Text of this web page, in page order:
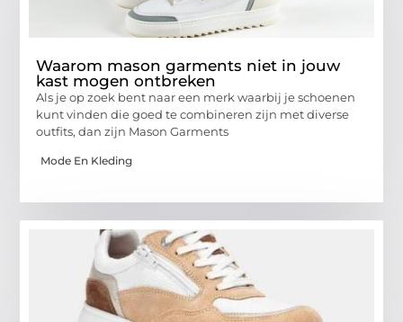
Waarom mason garments niet in jouw
kast mogen ontbreken
Als je op zoek bent naar een merk waarbij je schoenen
kunt vinden die goed te combineren zijn met diverse
outfits, dan zijn Mason Garments
Mode En Kleding